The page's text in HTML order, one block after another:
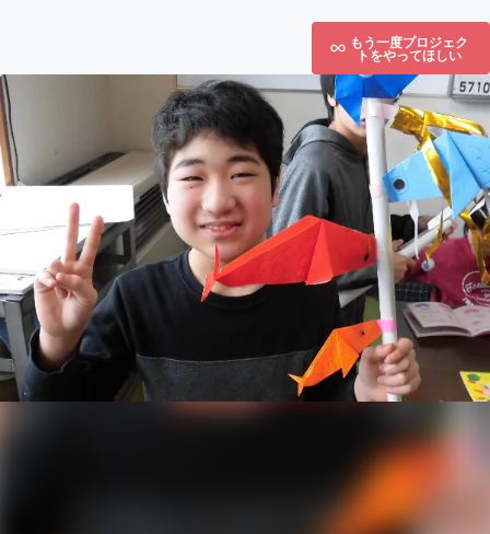
もう一度プロジェク
トをやってほしい